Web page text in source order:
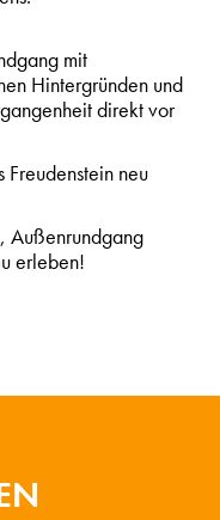
mit
Hintergründen und
direkt vor
Freudenstein neu
Außenrundgang
erleben!